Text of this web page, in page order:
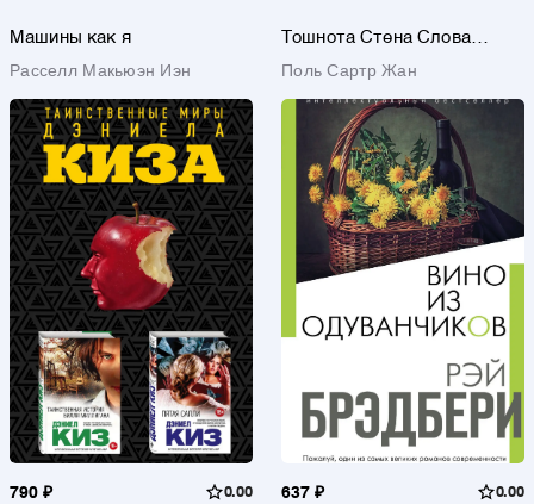
Машины как я
Расселл Макьюэн Иэн
Тошнота Стена Слова
Поль Сартр Жан
790 ₽ 0.00 637 ₽ 0.00